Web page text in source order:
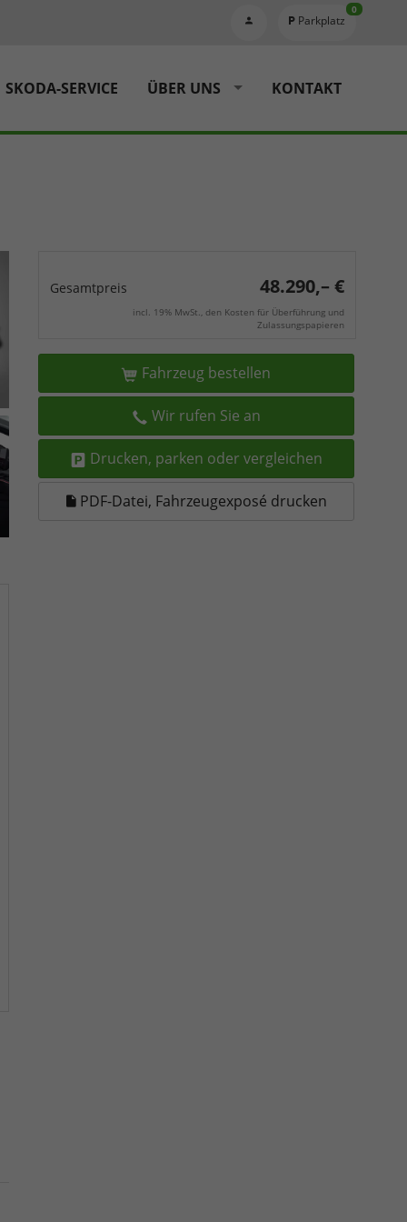
Parkplatz
0
SKODA-SERVICE ÜBER UNS KONTAKT
Gesamtpreis 48.290,– €
incl. 19% MwSt., den Kosten für Überführung und
Zulassungspapieren
Fahrzeug bestellen
Wir rufen Sie an
Drucken, parken oder vergleichen
PDF-Datei, Fahrzeugexposé drucken